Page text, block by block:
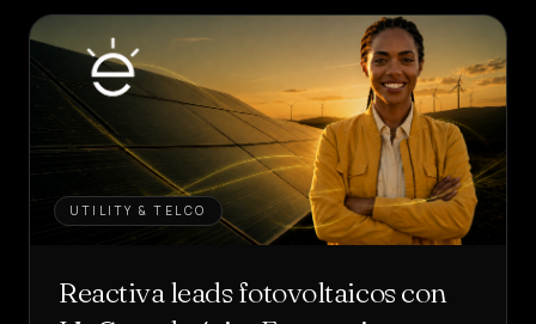
UTILITY & TELCO
Reactiva leads fotovoltaicos con